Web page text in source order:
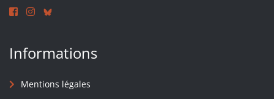
Informations
Mentions légales